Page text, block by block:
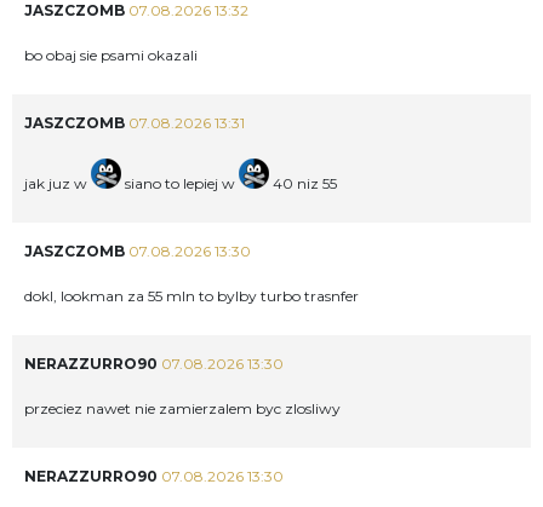
JASZCZOMB 07.08.2026 13:32
bo obaj sie psami okazali
JASZCZOMB 07.08.2026 13:31
jak juz w siano to lepiej w 40 niz 55
JASZCZOMB 07.08.2026 13:30
dokl, lookman za 55 mln to bylby turbo trasnfer
NERAZZURRO90 07.08.2026 13:30
przeciez nawet nie zamierzalem byc zlosliwy
NERAZZURRO90 07.08.2026 13:30